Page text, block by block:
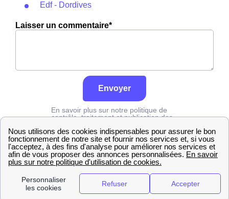
Edf - Dordives
Laisser un commentaire*
Envoyer
En savoir plus sur notre politique de
contrôle, traitement et publication des
Edf Loiret Ferrières-En-Gâtinais